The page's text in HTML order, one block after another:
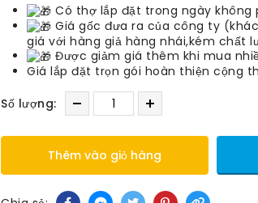
Có thợ lắp đặt trong ngày không
Giá gốc đưa ra của công ty
giá với hàng giả hàng nhái,kém chất
Được giảm giá thêm khi mua
Giá lắp đặt trọn gói hoàn thiện cộng
Số lượng:
Thêm vào giỏ hàng